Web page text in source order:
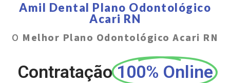
Amil Dental Plano Odontológico
Acari RN
O Melhor Plano Odontológico Acari RN
Contratação 100% Online